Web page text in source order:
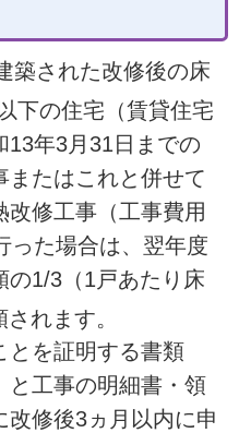
築された改修後の床
下の住宅（賃貸住宅
13年3月31日までの
またはこれと併せて
改修工事（工事費用
った場合は、翌年度
の1/3（1戸あたり床
れます。
とを証明する書類
と工事の明細書・領
修後3ヵ月以内に申